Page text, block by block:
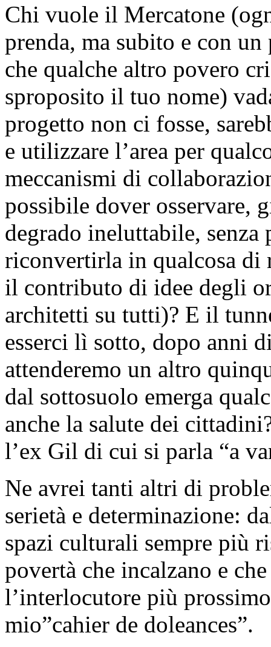
Chi vuole il Mercatone
prenda, ma subito e con un
che qualche altro povero
sproposito il tuo nome)
progetto non ci fosse,
e utilizzare l’area per
meccanismi di
possibile dover osservare,
degrado ineluttabile,
riconvertirla in qualcosa di
il contributo di idee degli
architetti su tutti)? E il
esserci lì sotto, dopo anni
attenderemo un altro
dal sottosuolo emerga
anche la salute dei
l’ex Gil di cui si parla “a
Ne avrei tanti altri di
serietà e determinazione:
spazi culturali sempre più
povertà che incalzano e
l’interlocutore più
mio”cahier de doleances”.